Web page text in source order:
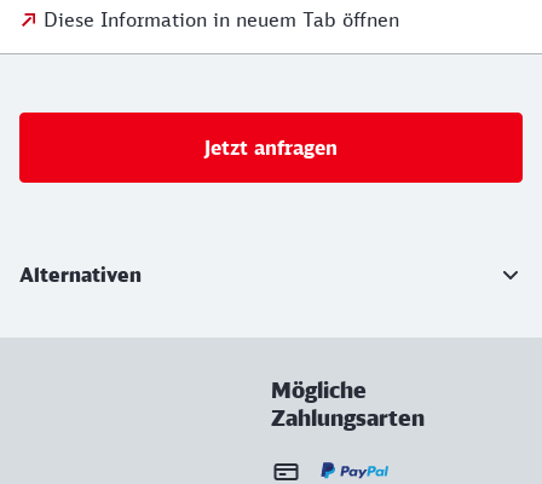
Diese Information in neuem Tab öffnen
Jetzt anfragen
Alternativen
Mögliche
Zahlungsarten